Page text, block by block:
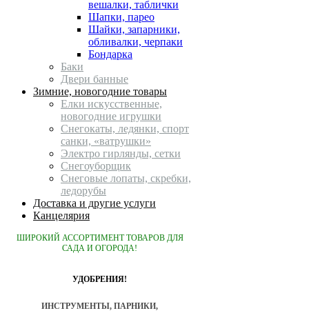
вешалки, таблички
Шапки, парео
Шайки, запарники,
обливалки, черпаки
Бондарка
Баки
Двери банные
Зимние, новогодние товары
Елки искусственные,
новогодние игрушки
Снегокаты, ледянки, спорт
санки, «ватрушки»
Электро гирлянды, сетки
Снегоуборщик
Снеговые лопаты, скребки,
ледорубы
Доставка и другие услуги
Канцелярия
ШИРОКИЙ АССОРТИМЕНТ ТОВАРОВ ДЛЯ
САДА И ОГОРОДА!
УДОБРЕНИЯ!
ИНСТРУМЕНТЫ, ПАРНИКИ,